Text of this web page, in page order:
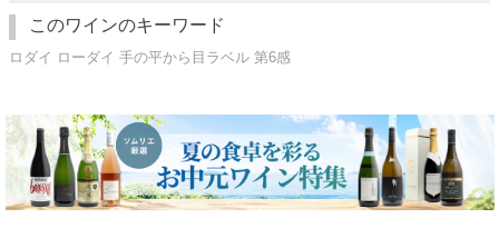
このワインのキーワード
ロダイ ローダイ 手の平から目ラベル 第6感